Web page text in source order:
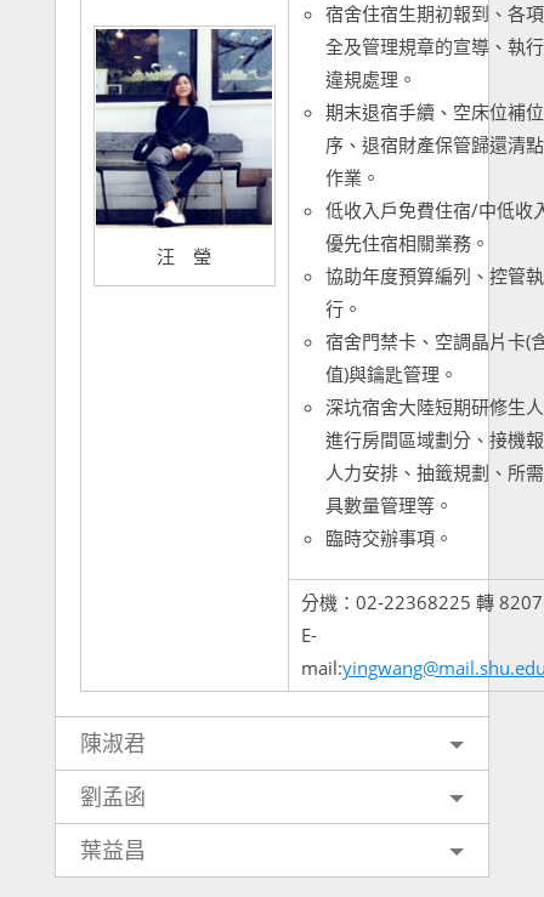
汪 瑩
宿舍住宿生期初報到、各
全及管理規章的宣導、執
違規處理。
期末退宿手續、空床位補
序、退宿財產保管歸還清
作業。
低收入戶免費住宿/中低收
優先住宿相關業務。
協助年度預算編列、控管執
行。
宿舍門禁卡、空調晶片卡(
值)與鑰匙管理。
深坑宿舍大陸短期研修生
進行房間區域劃分、接機
人力安排、抽籤規劃、所
具數量管理等。
臨時交辦事項。
分機：02-22368225 轉
E-
mail:
陳淑君
劉孟函
葉益昌